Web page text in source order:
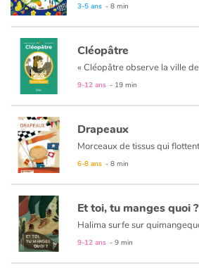
Nos listes de lecture
Les plus lus
Coups de coeur
3-5 ans - 8 min
Cléopâtre
9-12 ans - 19 min
Drapeaux
6-8 ans - 8 min
Et toi, tu manges quoi ?
9-12 ans - 9 min